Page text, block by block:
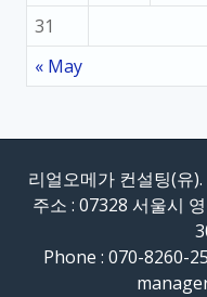
« May
31
리얼오메가 컨설팅(유
주소 : 07328 서울시
Phone : 070-8260-